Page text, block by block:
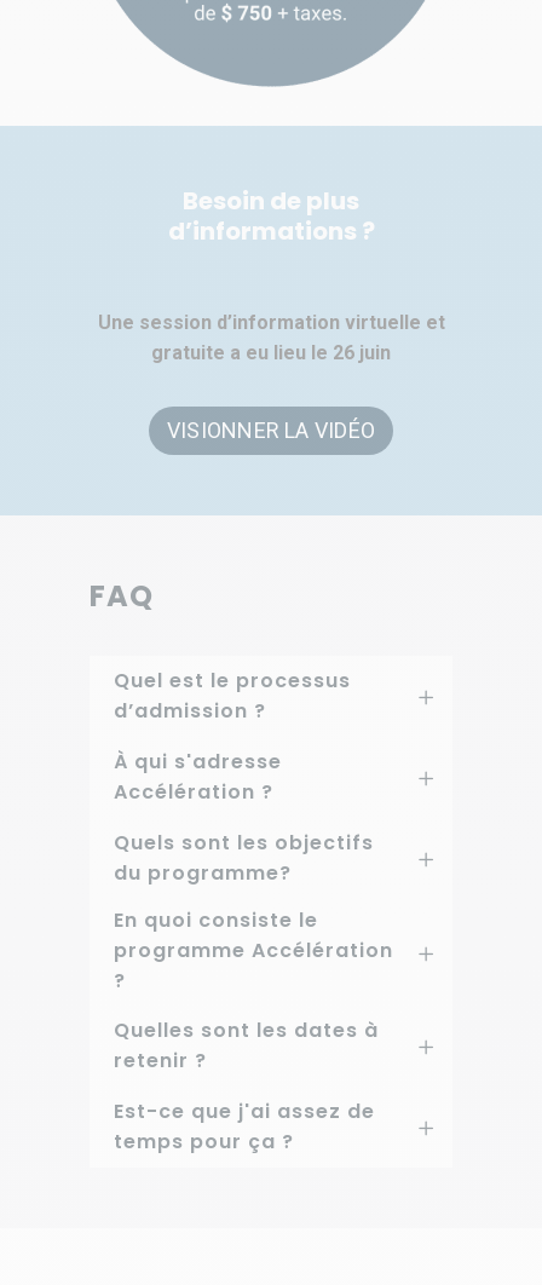
Besoin de plus
d’informations ?
Une session d’information virtuelle et
gratuite a eu lieu le 26 juin
VISIONNER LA VIDÉO
FAQ
Quel est le processus
d’admission ?
À qui s'adresse
Accélération ?
Quels sont les objectifs
du programme?
En quoi consiste le
programme Accélération
?
Quelles sont les dates à
retenir ?
Est-ce que j'ai assez de
temps pour ça ?